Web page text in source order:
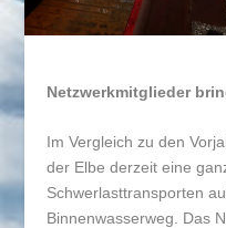
Netzwerkmitglieder
Im Vergleich zu den
der Elbe derzeit eine
Schwerlasttransporten
Binnenwasserweg. Das